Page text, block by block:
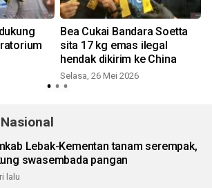
Bea Cukai Bandara Soetta
sita 17 kg emas ilegal
hendak dikirim ke China
Selasa, 26 Mei 2026
Lebak-Kementan tanam serempak,
swasembada pangan
lalu